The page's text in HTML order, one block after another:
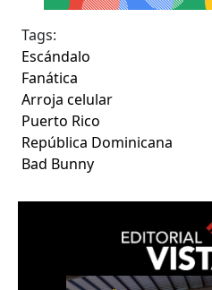
Tags:
Escándalo
Fanática
Arroja celular
Puerto Rico
República Dominicana
Bad Bunny